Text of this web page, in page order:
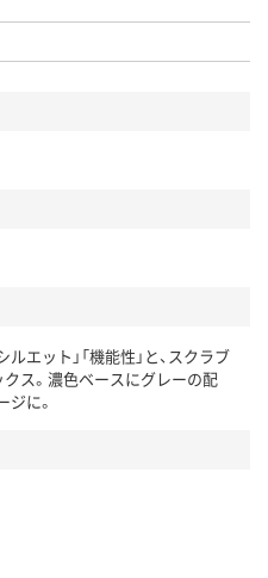
エット」「機能性」と、スクラブ
クス。濃色ベースにグレーの配
に。